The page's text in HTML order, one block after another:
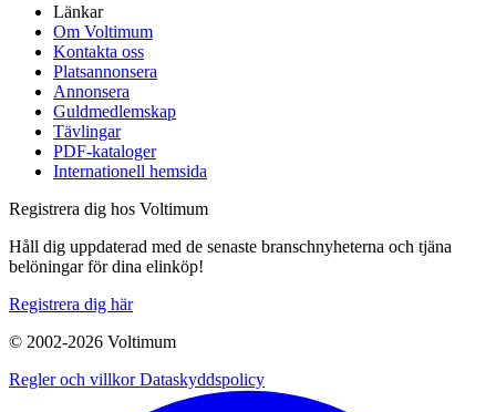
Länkar
Om Voltimum
Kontakta oss
Platsannonsera
Annonsera
Guldmedlemskap
Tävlingar
PDF-kataloger
Internationell hemsida
Registrera dig hos Voltimum
Håll dig uppdaterad med de senaste branschnyheterna och tjäna
belöningar för dina elinköp!
Registrera dig här
© 2002-2026 Voltimum
Regler och villkorDataskyddspolicy